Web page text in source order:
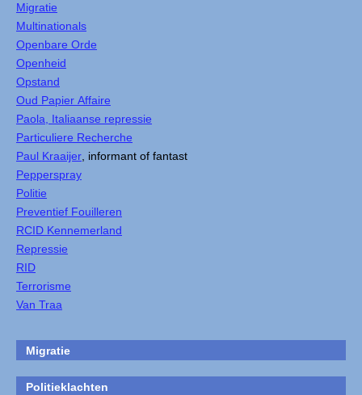
Migratie
Multinationals
Openbare Orde
Openheid
Opstand
Oud Papier Affaire
Paola, Italiaanse repressie
Particuliere Recherche
Paul Kraaijer , informant of fantast
Pepperspray
Politie
Preventief Fouilleren
RCID Kennemerland
Repressie
RID
Terrorisme
Van Traa
Migratie
Politieklachten